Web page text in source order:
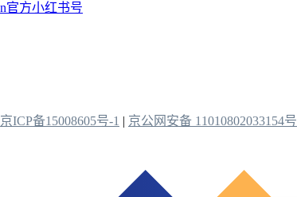
京ICP备15008605号-1 | 京公网安备 11010802033154号